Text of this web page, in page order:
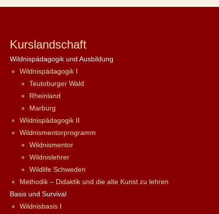
Kurslandschaft
Wildnispädagogik und Ausbildung
Wildnispädagogik I
Teutoburger Wald
Rheinland
Marburg
Wildnispädagogik II
Wildnismentorprogramm
Wildnismentor
Wildnislehrer
Wildlife Schweden
Methodik – Didaktik und die alte Kunst zu lehren
Basis und Survival
Wildnisbasis I